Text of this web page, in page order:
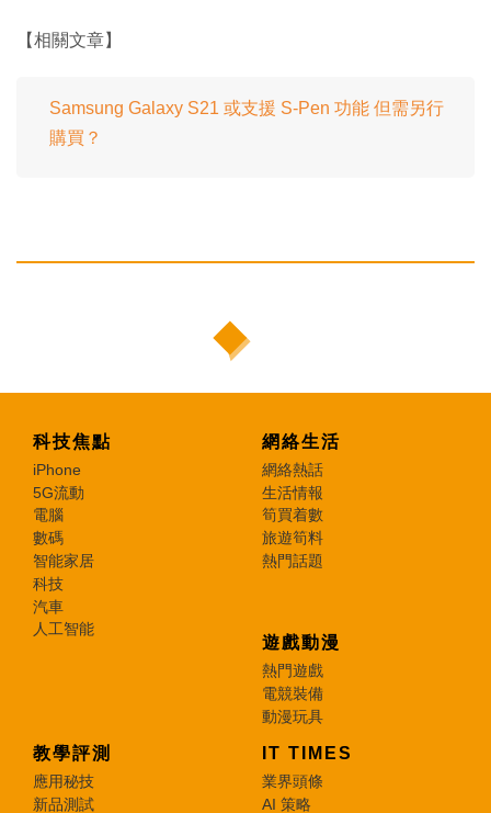
【相關文章】
Samsung Galaxy S21 或支援 S-Pen 功能 但需另行
購買？
科技焦點
iPhone
5G流動
電腦
數碼
智能家居
科技
汽車
人工智能
網絡生活
網絡熱話
生活情報
筍買着數
旅遊筍料
熱門話題
遊戲動漫
熱門遊戲
電競裝備
動漫玩具
教學評測
應用秘技
新品測試
IT TIMES
業界頭條
AI 策略